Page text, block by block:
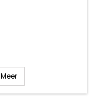
Meer